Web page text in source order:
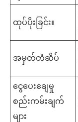
ထုပ်ပိုးခြင်း။
အမှတ်တံဆိပ်
ငွေပေးချေမှု
စည်းကမ်းချက်
များ